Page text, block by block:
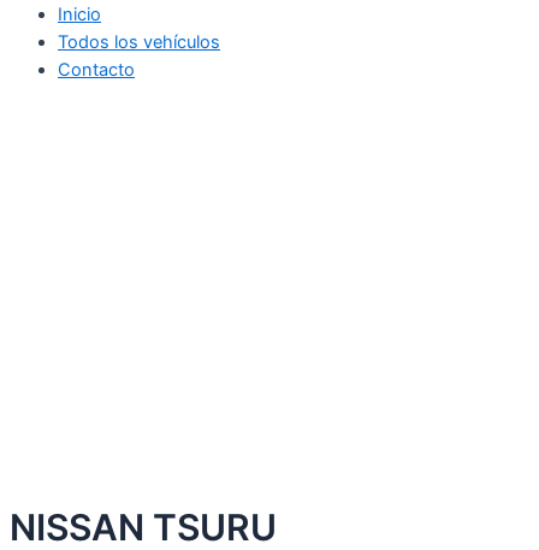
Inicio
Todos los vehículos
Contacto
NISSAN TSURU